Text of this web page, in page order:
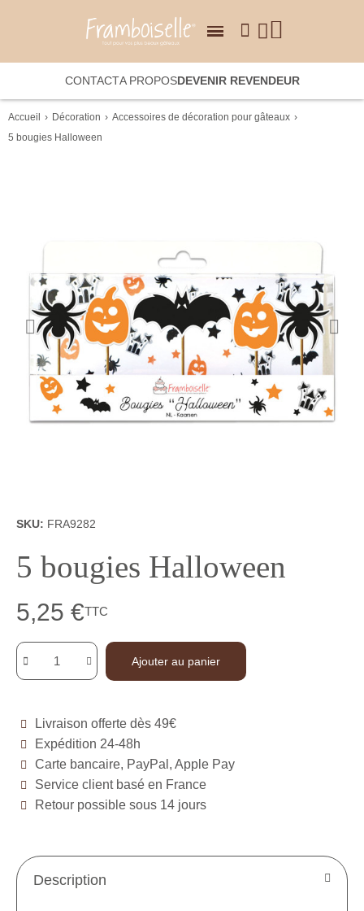
CONTACTA PROPOSDEVENIR REVENDEUR
Accueil Décoration
Accessoires de décoration pour gâteaux
5 bougies Halloween
SKU FRA9282
5 bougies Halloween
5,25 €TTC
Ajouter au panier
Livraison offerte dès 49€
Expédition 24-48h
Carte bancaire, PayPal, Apple Pay
Service client basé en France
Retour possible sous 14 jours
Description